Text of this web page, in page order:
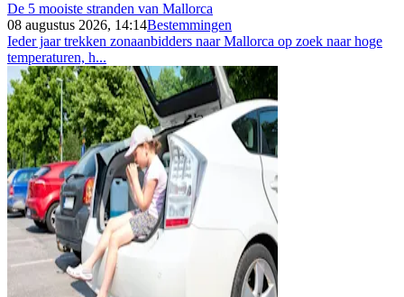
De 5 mooiste stranden van Mallorca
08 augustus 2026, 14:14Bestemmingen
Ieder jaar trekken zonaanbidders naar Mallorca op zoek naar hoge
temperaturen, h...